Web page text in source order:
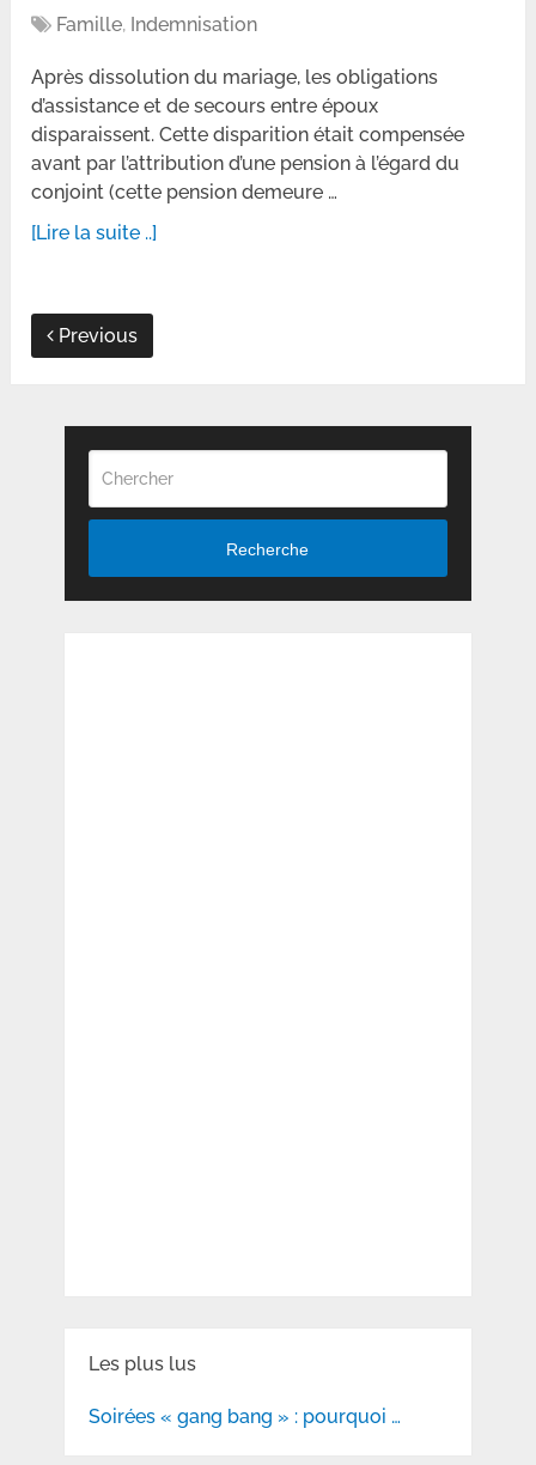
Famille, Indemnisation
Après dissolution du mariage, les obligations
d’assistance et de secours entre époux
disparaissent. Cette disparition était compensée
avant par l’attribution d’une pension à l’égard du
conjoint (cette pension demeure …
[Lire la suite ..]
Previous
Recherche
Les plus lus
Soirées « gang bang » : pourquoi …